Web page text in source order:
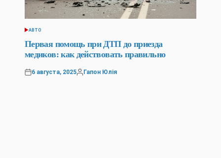
POSTED
IN
АВТО
Первая помощь при ДТП до приезда
медиков: как действовать правильно
Posted
6 августа, 2025
Posted
Гапон Юлія